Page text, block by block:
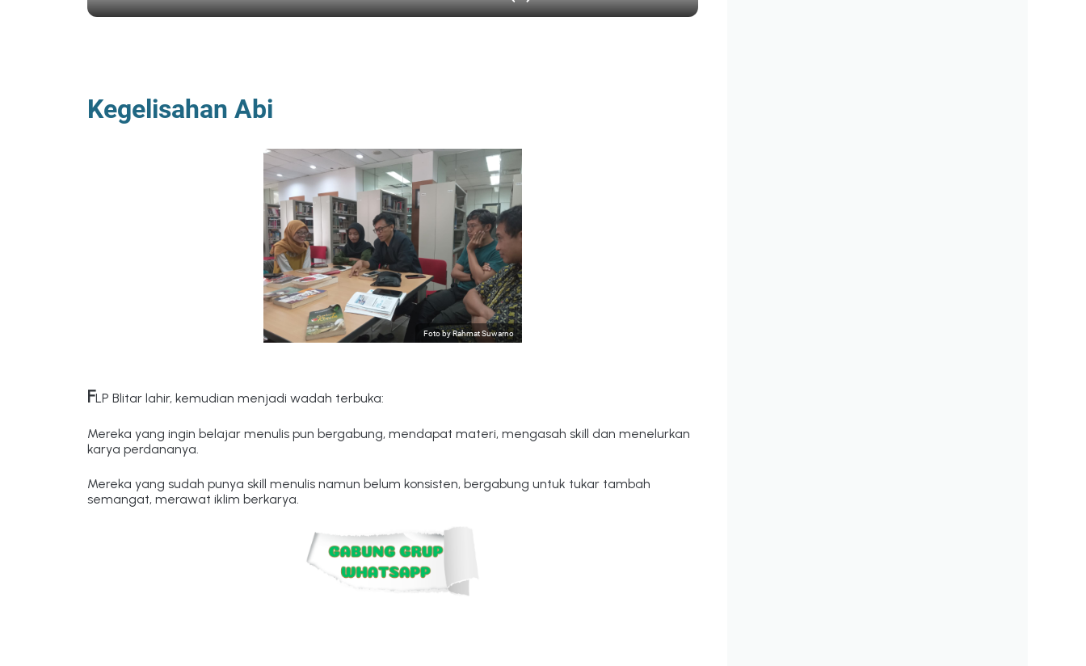
Kegelisahan Abi
Foto by Rahmat Suwarno
FLP Blitar lahir, kemudian menjadi wadah terbuka:
Mereka yang ingin belajar menulis pun bergabung, mendapat materi, mengasah skill dan menelurkan
karya perdananya.
Mereka yang sudah punya skill menulis namun belum konsisten, bergabung untuk tukar tambah
semangat, merawat iklim berkarya.